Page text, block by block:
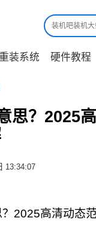
重装系统 硬件教程
思？2025
13:34:07
2025高清动态